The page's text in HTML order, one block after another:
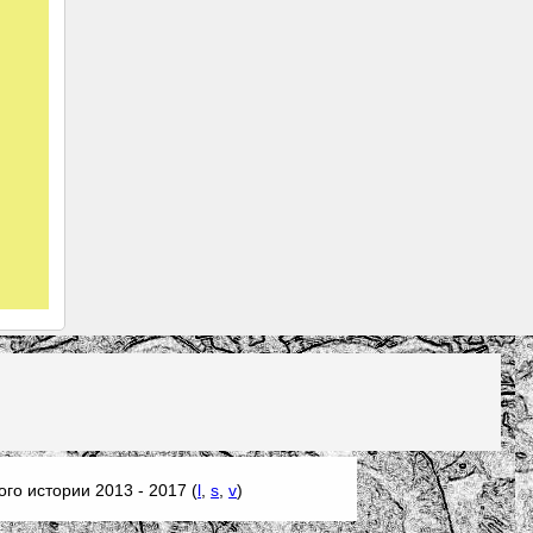
истории 2013 - 2017 (l ,s ,v)